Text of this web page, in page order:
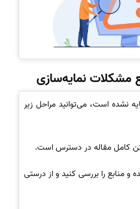
مشکلات نمایه‌سازی
نشده است، می‌توانید مراحل زیر
کامل مقاله در دسترس است.
و منابع را بررسی کنید و از درستی